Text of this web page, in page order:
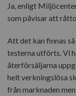
Ja, enligt
som påvisar att
Att det kan finnas
testerna utförts. Vi
återförsäljarna
helt verkningslösa
från marknaden